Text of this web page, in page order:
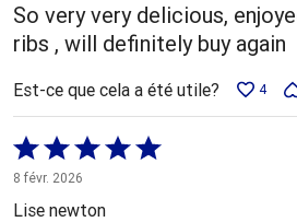
So very very delicious,
ribs , will definitely buy again
Est-ce que cela a été utile? 4
Coté
5 sur
5
8 févr. 2026
Lise newton